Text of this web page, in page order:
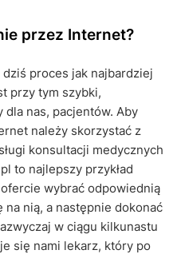
przez Internet?
proces jak najbardziej
przy tym szybki,
nas, pacjentów. Aby
należy skorzystać z
konsultacji medycznych
to najlepszy przykład
wybrać odpowiednią
nią, a następnie dokonać
w ciągu kilkunastu
się nami lekarz, który po